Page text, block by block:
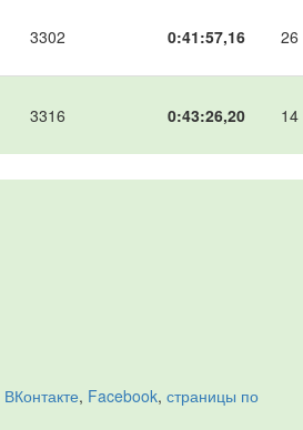
3302 0:41:57,16 26
3316 0:43:26,20 14
ВКонтакте, Facebook, страницы по